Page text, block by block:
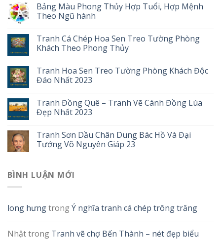
Bảng Màu Phong Thủy Hợp Tuổi, Hợp Mệnh
Theo Ngũ hành
Tranh Cá Chép Hoa Sen Treo Tường Phòng
Khách Theo Phong Thủy
Tranh Hoa Sen Treo Tường Phòng Khách Độc
Đáo Nhất 2023
Tranh Đồng Quê – Tranh Vẽ Cánh Đồng Lúa
Đẹp Nhất 2023
Tranh Sơn Dầu Chân Dung Bác Hồ Và Đại
Tướng Võ Nguyên Giáp 23
BÌNH LUẬN MỚI
long hưngtrongÝ nghĩa tranh cá chép trông trăng
Nhậttrong Tranh vẽ chợ Bến Thành – nét đẹp biểu